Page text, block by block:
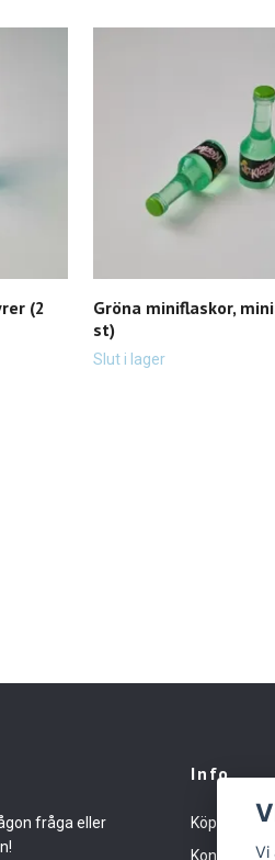
(2
Gröna miniflaskor,
st)
Slut i lager
fråga eller
Info
Köpvillkor
Kontakt
Vi